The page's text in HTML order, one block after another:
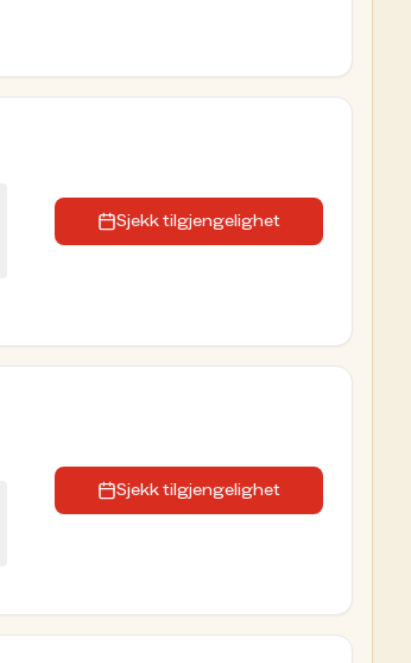
Sjekk tilgjengelighet
Sjekk tilgjengelighet